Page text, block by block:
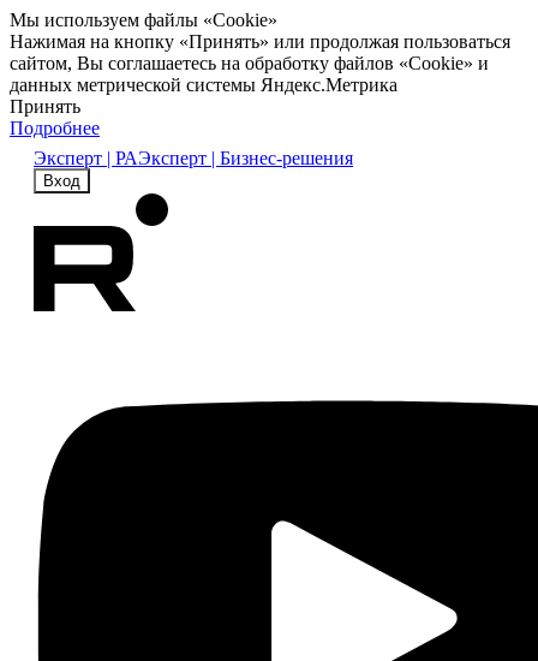
Мы используем файлы «Cookie»
Нажимая на кнопку «Принять» или продолжая пользоваться
сайтом, Вы соглашаетесь на обработку файлов «Cookie» и
данных метрической системы Яндекс.Метрика
Принять
Подробнее
Эксперт | РАЭксперт | Бизнес-решения
Вход